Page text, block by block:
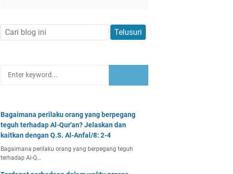
Bagaimana perilaku orang yang berpegang
teguh terhadap Al-Qur'an? Jelaskan dan
kaitkan dengan Q.S. Al-Anfal/8: 2-4
Bagaimana perilaku orang yang berpegang teguh
terhadap Al-Q…